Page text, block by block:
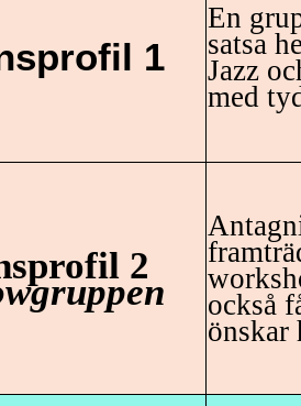
1
En
satsa
Jazz
med
2
också
önskar